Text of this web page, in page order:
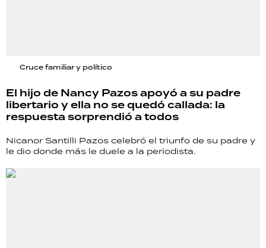
Cruce familiar y político
El hijo de Nancy Pazos apoyó a su padre
libertario y ella no se quedó callada: la
respuesta sorprendió a todos
Nicanor Santilli Pazos celebró el triunfo de su padre y
le dio donde más le duele a la periodista.